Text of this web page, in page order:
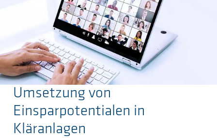
Ir para o conteúdo principal
Umsetzung von
Einsparpotentialen in
Kläranlagen